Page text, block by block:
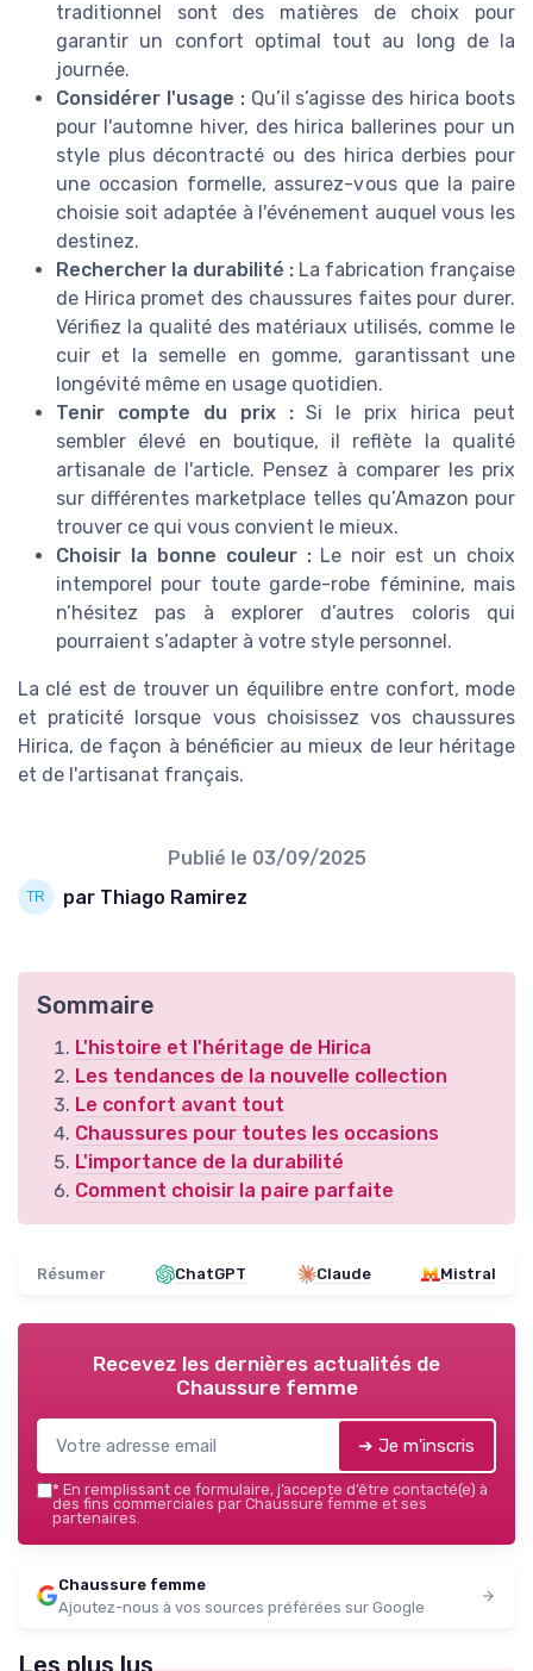
traditionnel sont des matières de choix pour
garantir un confort optimal tout au long de la
journée.
Considérer l'usage :Qu’il s’agisse des hirica boots
pour l'automne hiver, des hirica ballerines pour un
style plus décontracté ou des hirica derbies pour
une occasion formelle, assurez-vous que la paire
choisie soit adaptée à l'événement auquel vous les
destinez.
Rechercher la durabilité : La fabrication française
de Hirica promet des chaussures faites pour durer.
Vérifiez la qualité des matériaux utilisés, comme le
cuir et la semelle en gomme, garantissant une
longévité même en usage quotidien.
Tenir compte du prix :Si le prix hirica peut
sembler élevé en boutique, il reflète la qualité
artisanale de l'article. Pensez à comparer les prix
sur différentes marketplace telles qu’Amazon pour
trouver ce qui vous convient le mieux.
Choisir la bonne couleur :Le noir est un choix
intemporel pour toute garde-robe féminine, mais
n’hésitez pas à explorer d’autres coloris qui
pourraient s’adapter à votre style personnel.
La clé est de trouver un équilibre entre confort, mode
et praticité lorsque vous choisissez vos chaussures
Hirica, de façon à bénéficier au mieux de leur héritage
et de l'artisanat français.
Publié le 03/09/2025
par Thiago Ramirez
Sommaire
L'histoire et l'héritage de Hirica
Les tendances de la nouvelle collection
Le confort avant tout
Chaussures pour toutes les occasions
L'importance de la durabilité
Comment choisir la paire parfaite
Résumer ChatGPT Claude Mistral
Recevez les dernières actualités de
Chaussure femme
➔ Je m'inscris
* En remplissant ce formulaire, j’accepte d’être contacté(e) à
des fins commerciales par Chaussure femme et ses
partenaires.
Chaussure femme
Ajoutez-nous à vos sources préférées sur Google
Les plus lus